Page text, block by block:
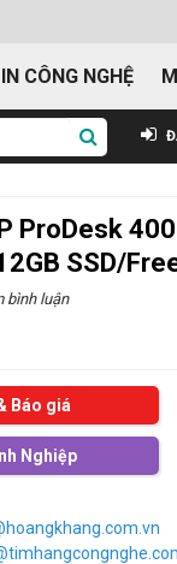
CÔNG NGHỆ
ProDesk
SSD/
bình luận
Báo giá
Nghiệp